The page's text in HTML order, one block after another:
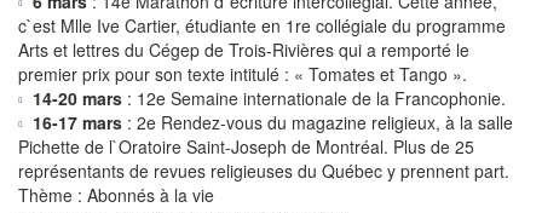
c`est Mlle Ive Cartier, étudiante en 1re collégiale du programme
Arts et lettres du Cégep de Trois-Rivières qui a remporté le
premier prix pour son texte intitulé : « Tomates et Tango ».
14-20 mars : 12e Semaine internationale de la Francophonie.
16-17 mars : 2e Rendez-vous du magazine religieux, à la salle
Pichette de l`Oratoire Saint-Joseph de Montréal. Plus de 25
représentants de revues religieuses du Québec y prennent part.
Thème : Abonnés à la vie